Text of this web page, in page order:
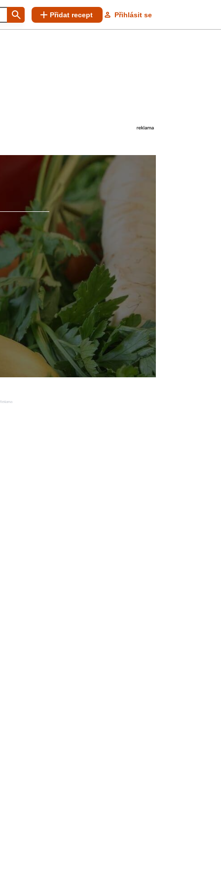
Přidat recept Přihlásit se
Reklama